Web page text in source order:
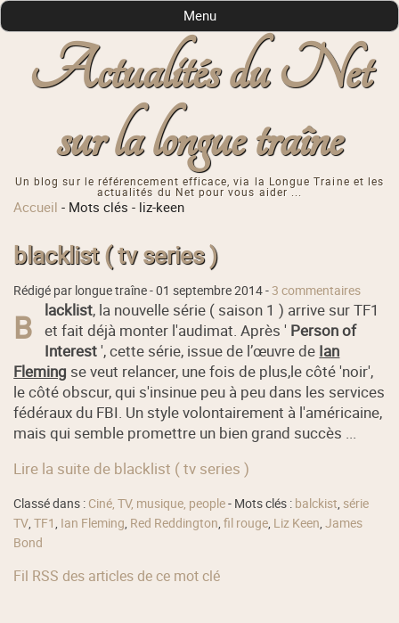
Actualités du Net
sur la longue traîne
Un blog sur le référencement efficace, via la Longue Traine et les
actualités du Net pour vous aider ...
Menu
Accueil - Mots clés - liz-keen
blacklist ( tv series )
Rédigé par longue traîne -01 septembre 2014- 3 commentaires
B lacklist, la nouvelle série ( saison 1 ) arrive sur TF1
et fait déjà monter l'audimat. Après ' Person of
Interest', cette série, issue de l’œuvre de Ian
Fleming se veut relancer, une fois de plus,le côté 'noir',
le côté obscur, qui s'insinue peu à peu dans les services
fédéraux du FBI. Un style volontairement à l'américaine,
mais qui semble promettre un bien grand succès ...
Lire la suite de blacklist ( tv series )
Classé dans : Ciné, TV, musique, people- Mots clés : balckist, série
TV,TF1 , Ian Fleming, Red Reddington,fil rouge, Liz Keen,James
Bond
Fil RSS des articles de ce mot clé